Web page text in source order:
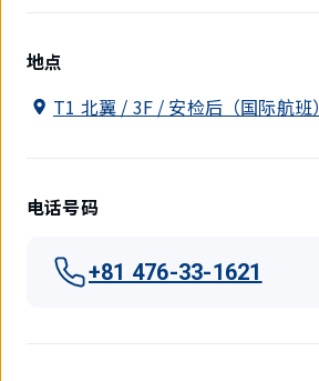
地点
T1 北翼 / 3F / 安检后（国际航班）
电话号码
+81 476-33-1621